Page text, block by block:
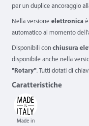
per un duplice ancoraggio
Nella versione elettronica
automatico al momento
Disponibili con chiusura
disponibile anche nella
"Rotary". Tutti dotati di
Caratteristiche
Made in